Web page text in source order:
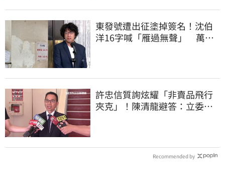
東發號遭出征塗掉簽名！沈伯
洋16字喊「雁過無聲」 萬人
許忠信質詢炫耀「非賣品飛行
夾克」！陳清龍避答：立委質
Recommended by